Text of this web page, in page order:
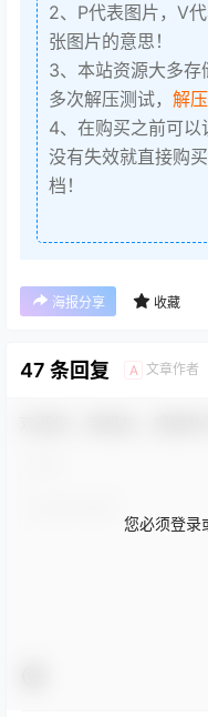
2、P代表图片，V
张图片的意思！
3、本站资源大多存
多次解压测试， 解
4、在购买之前可以
没有失效就直接购
档！
海报分享 收藏
47 条回复 A 文章作者
您必须登录